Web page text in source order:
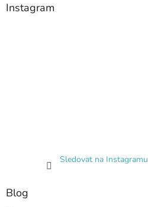
Instagram
Sledovat na Instagramu
Blog